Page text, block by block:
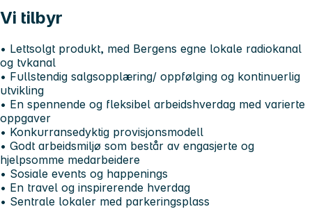
Vi tilbyr
• Lettsolgt produkt, med Bergens egne lokale radiokanal
og tvkanal
• Fullstendig salgsopplæring/ oppfølging og kontinuerlig
utvikling
• En spennende og fleksibel arbeidshverdag med varierte
oppgaver
• Konkurransedyktig provisjonsmodell
• Godt arbeidsmiljø som består av engasjerte og
hjelpsomme medarbeidere
• Sosiale events og happenings
• En travel og inspirerende hverdag
• Sentrale lokaler med parkeringsplass